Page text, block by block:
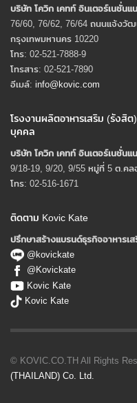
บริษัท โควิก เคทท์ อินเตอร์เนชั่นแ
76/60, 76/62, 76/64 ถนนแจ้งวัฒ
กรุงเทพมหานคร 10220
โทร: 02-521-7888-9
โทรสาร: 02-521-7890
อีเมล์: info@kovic.com
โรงงานผลิตอาหารเสริม (รังสิ
บุคคล
บริษัท โควิก เคทท์ อินเตอร์เนชั่นแ
9/18-19, 9/20, 9/55 หมู่ที่ 5 ต.ค
โทร: 02-516-1671
ติดตาม Kovic Kate
ปรึกษาสร้างแบรนด์ธุรกิจอาหารเ
@kovickate
@Kovickate
Kovic Kate
Kovic Kate
© KOVIC.CO.TH All Rights
(THAILAND) Co. Ltd.